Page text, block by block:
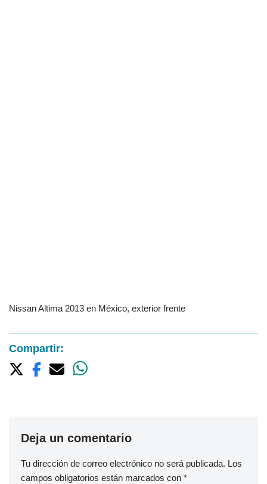
Nissan Altima 2013 en México, exterior frente
Compartir:
Deja un comentario
Tu dirección de correo electrónico no será publicada. Los
campos obligatorios están marcados con *